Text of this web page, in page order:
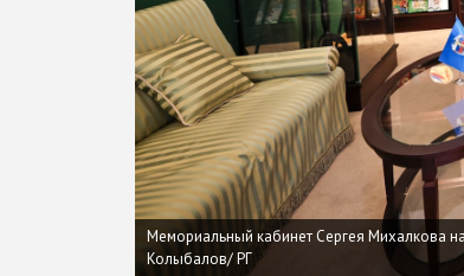
Мемориальный кабинет Сергея Михалкова
Колыбалов/ РГ